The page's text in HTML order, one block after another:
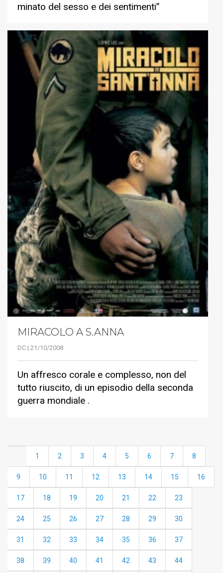
minato del sesso e dei sentimenti”
MIRACOLO A S.ANNA
DC | 21/10/2008
Un affresco corale e complesso, non del
tutto riuscito, di un episodio della seconda
guerra mondiale .
1 2 3 4 5 6 7 8
9 10 11 12 13 14 15 16
17 18 19 20 21 22 23
24 25 26 27 28 29 30
31 32 33 34 35 36 37
38 39 40 41 42 43 44